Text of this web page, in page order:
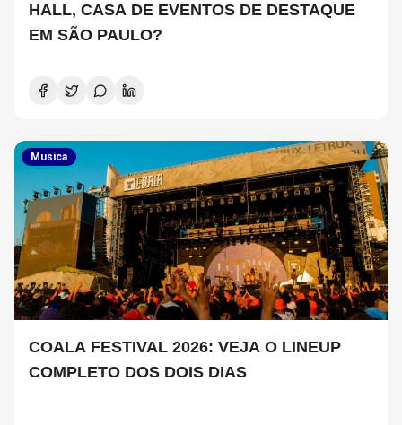
HALL, CASA DE EVENTOS DE DESTAQUE
EM SÃO PAULO?
Musica
COALA FESTIVAL 2026: VEJA O LINEUP
COMPLETO DOS DOIS DIAS